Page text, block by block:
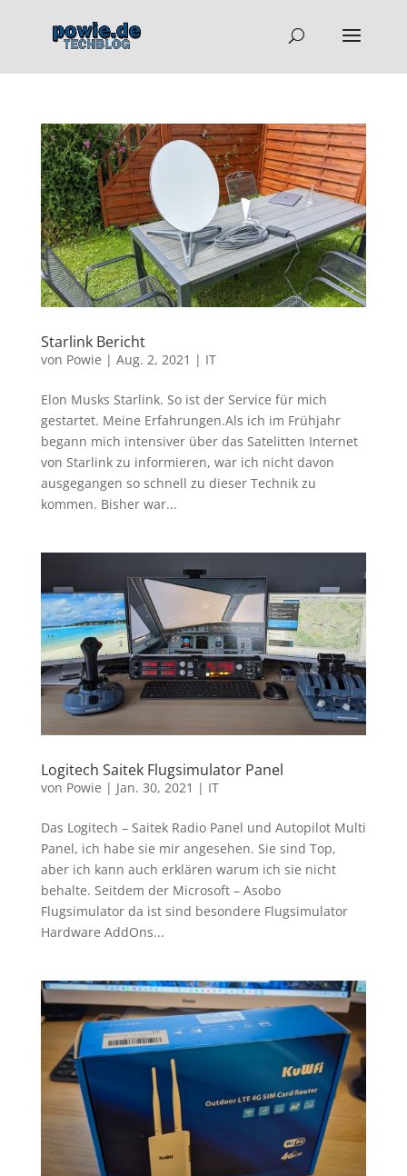
Starlink Bericht
von Powie | Aug. 2, 2021 | IT
Elon Musks Starlink. So ist der Service für mich
gestartet. Meine Erfahrungen.Als ich im Frühjahr
begann mich intensiver über das Satelitten Internet
von Starlink zu informieren, war ich nicht davon
ausgegangen so schnell zu dieser Technik zu
kommen. Bisher war...
Logitech Saitek Flugsimulator Panel
von Powie | Jan. 30, 2021 | IT
Das Logitech – Saitek Radio Panel und Autopilot Multi
Panel, ich habe sie mir angesehen. Sie sind Top,
aber ich kann auch erklären warum ich sie nicht
behalte. Seitdem der Microsoft – Asobo
Flugsimulator da ist sind besondere Flugsimulator
Hardware AddOns...